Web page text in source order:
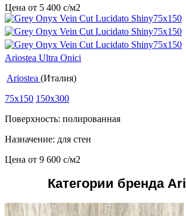
Цена от 5 400 c/м2
Ariostea Ultra Onici
Ariostea (Италия)
75x150 150x300
Поверхность: полированная
Назначение: для стен
Цена от 9 600 c/м2
Категории бренда